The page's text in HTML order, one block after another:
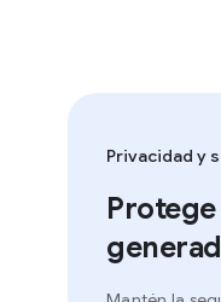
Privacidad y
Protege